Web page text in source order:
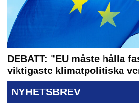
DEBATT: ”EU måste hålla
viktigaste klimatpolitiska
NYHETSBREV